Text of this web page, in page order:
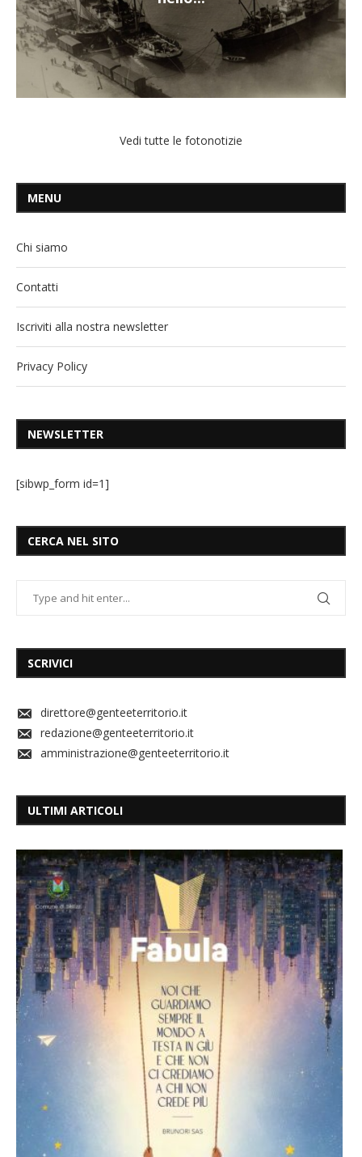
Vedi tutte le fotonotizie
MENU
Chi siamo
Contatti
Iscriviti alla nostra newsletter
Privacy Policy
NEWSLETTER
[sibwp_form id=1]
CERCA NEL SITO
SCRIVICI
direttore@genteeterritorio.it
redazione@genteeterritorio.it
amministrazione@genteeterritorio.it
ULTIMI ARTICOLI